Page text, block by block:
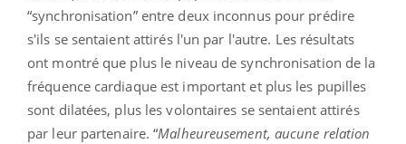
“synchronisation” entre deux inconnus pour prédire
s'ils se sentaient attirés l'un par l'autre. Les résultats
ont montré que plus le niveau de synchronisation de la
fréquence cardiaque est important et plus les pupilles
sont dilatées, plus les volontaires se sentaient attirés
par leur partenaire. “Malheureusement, aucune relation